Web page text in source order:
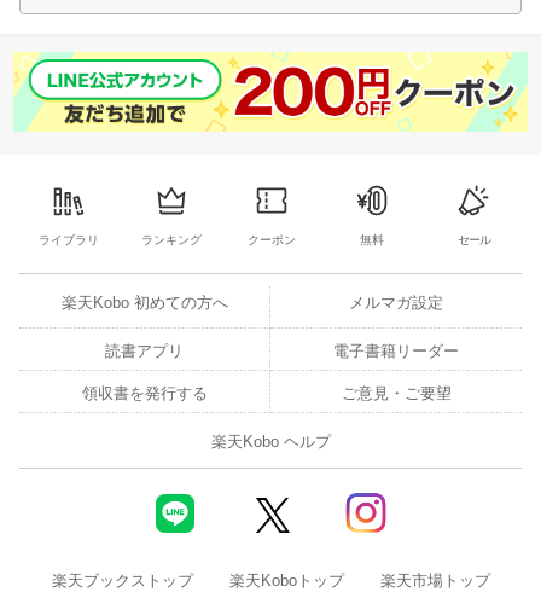
ライブラリ ランキング クーポン 無料 セール
楽天Kobo 初めての方へ メルマガ設定
読書アプリ 電子書籍リーダー
領収書を発行する ご意見・ご要望
楽天Kobo ヘルプ
楽天ブックストップ 楽天Koboトップ 楽天市場トップ